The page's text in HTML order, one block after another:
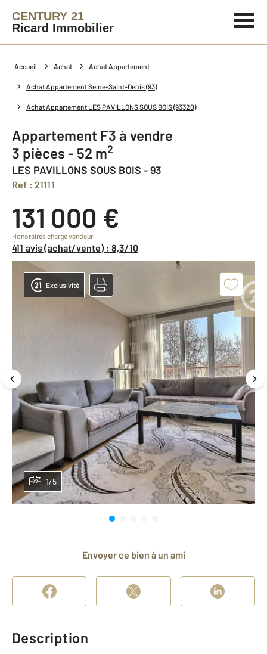
CENTURY 21
Ricard Immobilier
Accueil Achat Achat Appartement
Achat Appartement Seine-Saint-Denis (93)
Achat Appartement LES PAVILLONS SOUS BOIS (93320)
Appartement F3 à vendre
3 pièces - 52 m2
LES PAVILLONS SOUS BOIS - 93
Ref : 21111
131 000 €
Honoraires charge vendeur
411 avis (achat/vente) : 8,3/10
1/5
Exclusivité
Envoyer ce bien à un ami
Description